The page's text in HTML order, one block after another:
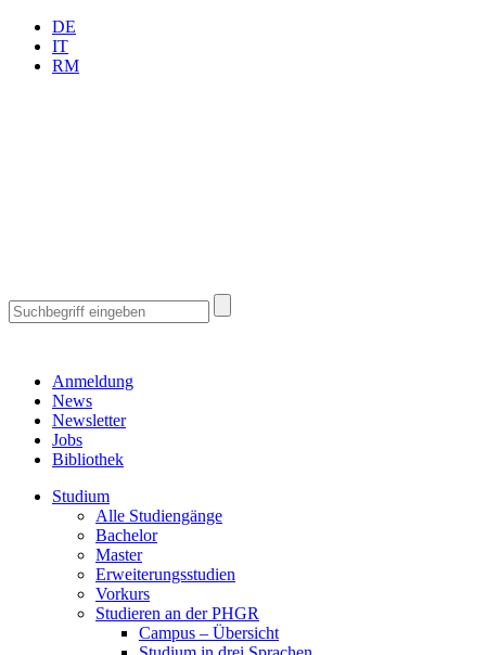
DE
IT
RM
Anmeldung
News
Newsletter
Jobs
Bibliothek
Studium
Alle Studiengänge
Bachelor
Master
Erweiterungsstudien
Vorkurs
Studieren an der PHGR
Campus – Übersicht